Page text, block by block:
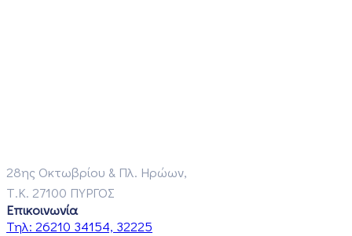
28ης Οκτωβρίου & Πλ. Ηρώων,
Τ.Κ. 27100 ΠΥΡΓΟΣ
Επικοινωνία
Τηλ: 26210 34154, 32225